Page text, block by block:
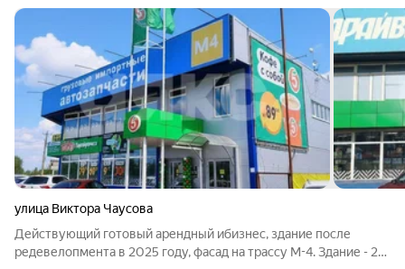
улица Виктора Чаусова
Действующий готовый арендный ибизнес, здание после
редевелопмента в 2025 году, фасад на трассу М-4. Здание - 2